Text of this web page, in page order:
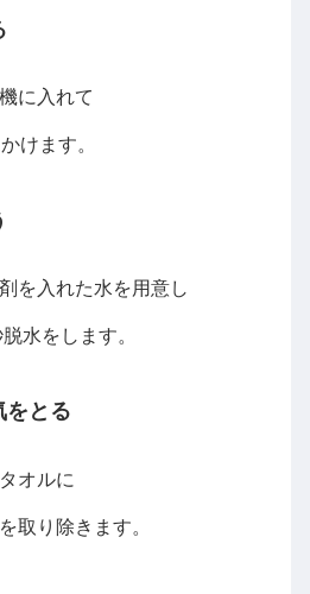
に入れて
けます。
を入れた水を用意し
水をします。
をとる
オルに
取り除きます。